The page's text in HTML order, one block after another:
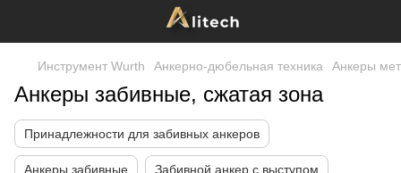
Инструмент Wurth Анкерно-дюбельная техника Анкеры
Анкеры забивные, сжатая зона
Принадлежности для забивных анкеров
Анкеры забивные Забивной анкер с выступом